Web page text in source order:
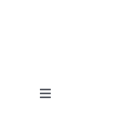
Toggle